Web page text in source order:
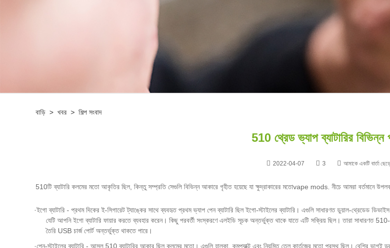
বাড়ি > খবর > শিল্প সংবাদ
510 থ্রেড ভ্যাপ ব্যাটারির বিভিন্ন
2022-04-07 3 আমাকে একটি বার্তা
510টি ব্যাটারি কলমের মতো আকৃতির ছিল, কিন্তু সম্প্রতি সেগুলি বিভিন্ন আকারে গৃহীত হয়েছে যা ক্ষুদ্রাকারের মতোvape mods . নীচে আমরা বর্তমানে
·ইগো ব্যাটারি - প্রথম দিকের ই-সিগারেট ট্যাঙ্কের সাথে ব্যবহৃত প্রথম ভ্যাপ পেন ব্যাটারি ছিল ইগো-স্টাইলের ব্যাটারি। এগুলি সাধারণত ডুয়াল-থ্রেডেড
যেটি আপনি ইগো ব্যাটারি ফায়ার করতে ব্যবহার করেন। কিছু পরবর্তী সংস্করণে এলইডি সূচক অন্তর্ভুক্ত থাকে যাতে এটি সক্রিয় ছিল। তারা সাধারণত
তৈরি USB চার্জ পোর্ট অন্তর্ভুক্ত থাকতে পারে।
·পেন-স্টাইলের ব্যাটারি - আসল 510 ব্যাটারির আকার ছিল কলমের মতো। এগুলি হালকা, কমপ্যাক্ট এবং নিয়মিত তেল কার্তুজের মতো প্রস্থ ছিল। বেশির ভাগই